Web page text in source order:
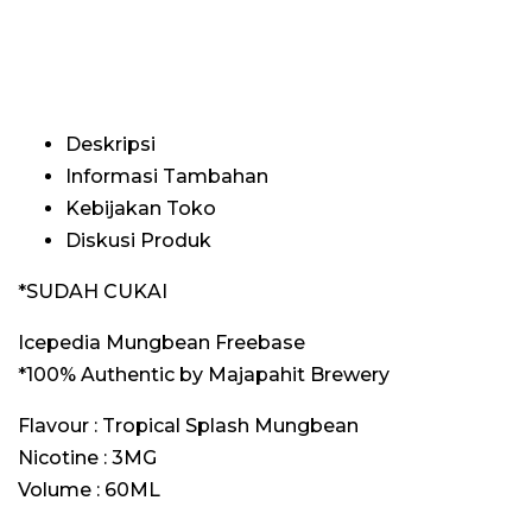
Deskripsi
Informasi Tambahan
Kebijakan Toko
Diskusi Produk
*SUDAH CUKAI
Icepedia Mungbean Freebase
*100% Authentic by Majapahit Brewery
Flavour : Tropical Splash Mungbean
Nicotine : 3MG
Volume : 60ML